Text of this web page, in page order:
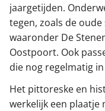
jaargetijden.
tegen, zoals de
waaronder De
Oostpoort. Ook
die nog regelmatig
Het pittoreske en
werkelijk een